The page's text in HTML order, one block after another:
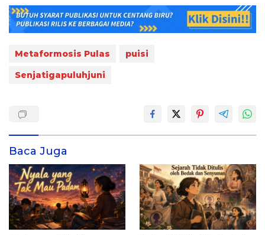
Metaformosis Pulas
puisi
Senjatigapuluhjuni
Baca Juga